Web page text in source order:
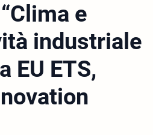
e
industriale
EU ETS,